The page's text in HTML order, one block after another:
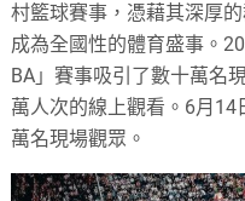
村籃球賽事，憑藉其深厚
成為全國性的體育盛事。
BA」賽事吸引了數十萬名
萬人次的線上觀看。6月14
萬名現場觀眾。